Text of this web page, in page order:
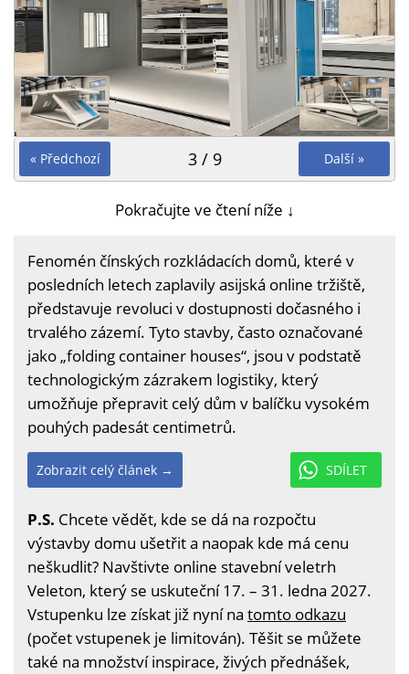
« Předchozí Další »
3 / 9
Pokračujte ve čtení níže ↓
Fenomén čínských rozkládacích domů, které v
posledních letech zaplavily asijská online tržiště,
představuje revoluci v dostupnosti dočasného i
trvalého zázemí. Tyto stavby, často označované
jako „folding container houses“, jsou v podstatě
technologickým zázrakem logistiky, který
umožňuje přepravit celý dům v balíčku vysokém
pouhých padesát centimetrů.
SDÍLET
Zobrazit celý článek →
P.S. Chcete vědět, kde se dá na rozpočtu
výstavby domu ušetřit a naopak kde má cenu
neškudlit? Navštivte online stavební veletrh
Veleton, který se uskuteční 17. – 31. ledna 2027.
Vstupenku lze získat již nyní na tomto odkazu
(počet vstupenek je limitován). Těšit se můžete
také na množství inspirace, živých přednášek,